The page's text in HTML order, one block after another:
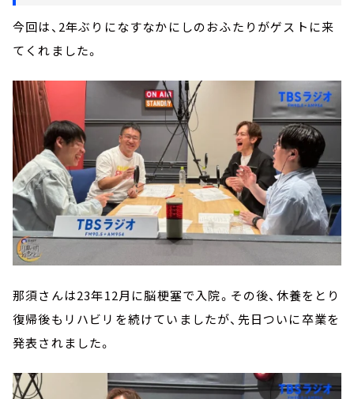
今回は、2年ぶりになすなかにしのおふたりがゲストに来
てくれました。
那須さんは23年12月に脳梗塞で入院。その後、休養をとり
復帰後もリハビリを続けていましたが、先日ついに卒業を
発表されました。